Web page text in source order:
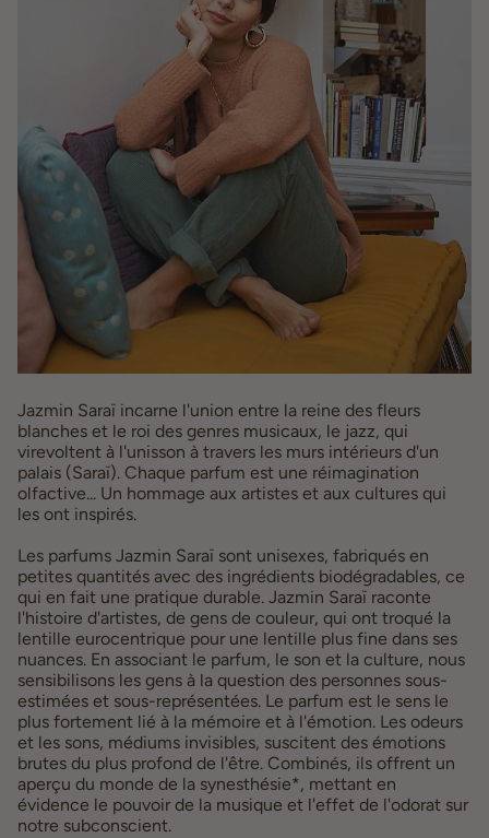
Jazmin Saraï incarne l'union entre la reine des fleurs
blanches et le roi des genres musicaux, le jazz, qui
virevoltent à l'unisson à travers les murs intérieurs d'un
palais (Saraï). Chaque parfum est une réimagination
olfactive... Un hommage aux artistes et aux cultures qui
les ont inspirés.
Les parfums Jazmin Saraï sont unisexes, fabriqués en
petites quantités avec des ingrédients biodégradables, ce
qui en fait une pratique durable. Jazmin Saraï raconte
l'histoire d'artistes, de gens de couleur, qui ont troqué la
lentille eurocentrique pour une lentille plus fine dans ses
nuances. En associant le parfum, le son et la culture, nous
sensibilisons les gens à la question des personnes sous-
estimées et sous-représentées. Le parfum est le sens le
plus fortement lié à la mémoire et à l'émotion. Les odeurs
et les sons, médiums invisibles, suscitent des émotions
brutes du plus profond de l'être. Combinés, ils offrent un
aperçu du monde de la synesthésie*, mettant en
évidence le pouvoir de la musique et l'effet de l'odorat sur
notre subconscient.